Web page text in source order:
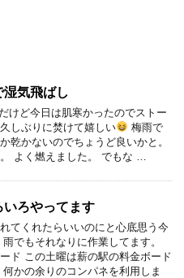
気飛ばし
けど今日は肌寒かったのでストー
しぶりに焚けて嬉しい
梅雨で
乾かないのでちょうど良いかと。
よく燃えました。 でもな …
いろやってます
てくれたらいいのにと心底思う今
でもそれなりに作業してます。
ド この土曜は薪の駅の料金ボード
かの余りのコンパネを利用しま